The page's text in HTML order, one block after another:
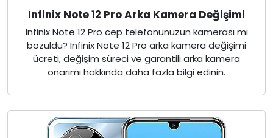
Infinix Note 12 Pro Arka Kamera Değişimi
Infinix Note 12 Pro cep telefonunuzun kamerası mı
bozuldu? Infinix Note 12 Pro arka kamera değişimi
ücreti, değişim süreci ve garantili arka kamera
onarımı hakkında daha fazla bilgi edinin.